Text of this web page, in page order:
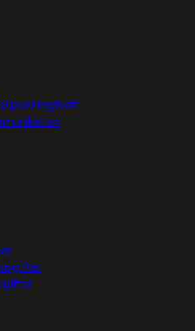
penningtvätt